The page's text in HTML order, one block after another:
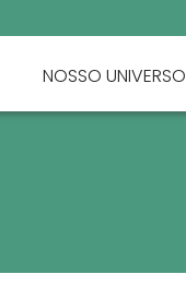
NOSSO UNIVERSO